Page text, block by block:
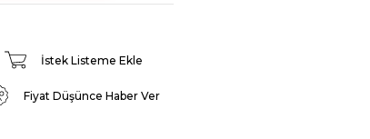
İstek Listeme Ekle
Fiyat Düşünce Haber Ver